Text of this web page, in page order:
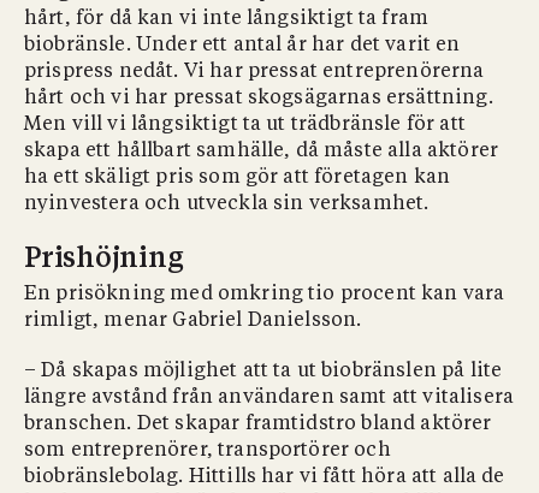
hårt, för då kan vi inte långsiktigt ta fram
biobränsle. Under ett antal år har det varit en
prispress nedåt. Vi har pressat entreprenörerna
hårt och vi har pressat skogsägarnas ersättning.
Men vill vi långsiktigt ta ut trädbränsle för att
skapa ett hållbart samhälle, då måste alla aktörer
ha ett skäligt pris som gör att företagen kan
nyinvestera och utveckla sin verksamhet.
Prishöjning
En prisökning med omkring tio procent kan vara
rimligt, menar Gabriel Danielsson.
– Då skapas möjlighet att ta ut biobränslen på lite
längre avstånd från användaren samt att vitalisera
branschen. Det skapar framtidstro bland aktörer
som entreprenörer, transportörer och
biobränslebolag. Hittills har vi fått höra att alla de